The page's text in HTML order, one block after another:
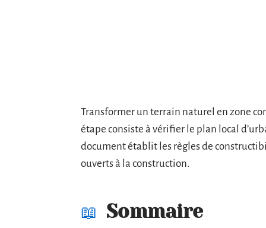
Transformer un terrain naturel en zone
étape consiste à vérifier le plan local
document établit les règles de
ouverts à la construction.
Sommaire